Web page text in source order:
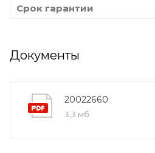
Срок гарантии
Документы
20022660
3,3 мб